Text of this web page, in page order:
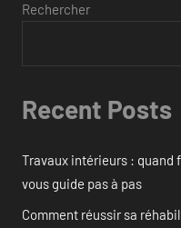
Rechercher
Recent Posts
Travaux intérieurs : quand
vous guide pas à pas
Comment réussir sa